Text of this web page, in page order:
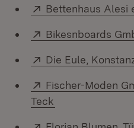
Extern:
Bettenhaus Alesi
Extern:
Bikesnboards
Extern:
Die Eule,
Extern:
Fischer-Moden
Teck
Extern: